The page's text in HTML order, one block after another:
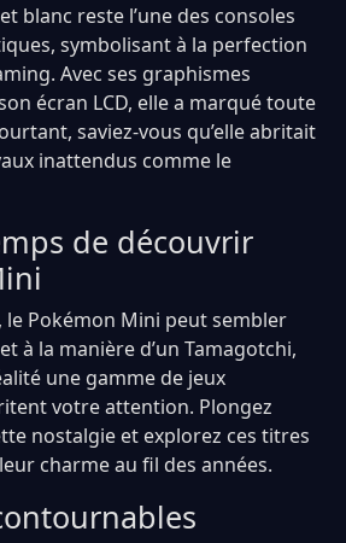
blanc reste l’une des consoles
symbolisant à la perfection
Avec ses graphismes
écran LCD, elle a marqué toute
saviez-vous qu’elle abritait
inattendus comme le
de découvrir
Pokémon Mini peut sembler
à la manière d’un Tamagotchi,
une gamme de jeux
votre attention. Plongez
nostalgie et explorez ces titres
charme au fil des années.